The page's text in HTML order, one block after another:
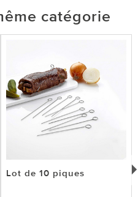
catégorie
Lot de 10 piques